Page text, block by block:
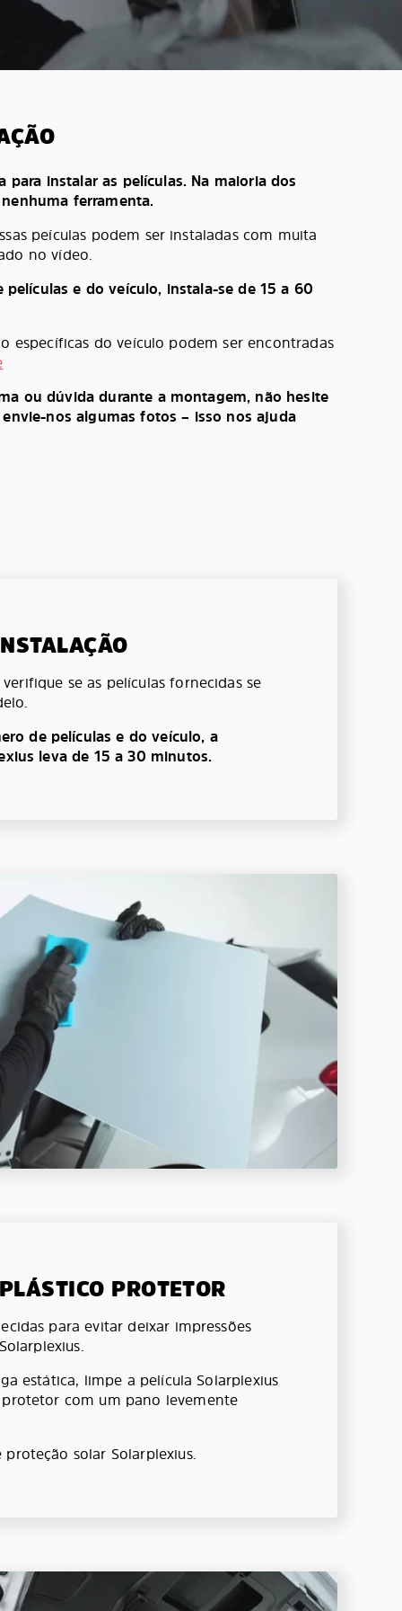
para instalar as películas. Na maioria dos
ferramenta.
peículas podem ser instaladas com muita
no vídeo.
e do veículo, instala-se de 15 a 60
específicas do veículo podem ser encontradas
ou dúvida durante a montagem, não hesite
nos algumas fotos – isso nos ajuda
se as películas fornecidas se
de películas e do veículo, a
leva de 15 a 30 minutos.
PROTETOR
para evitar deixar impressões
estática, limpe a película Solarplexius
com um pano levemente
solar Solarplexius.